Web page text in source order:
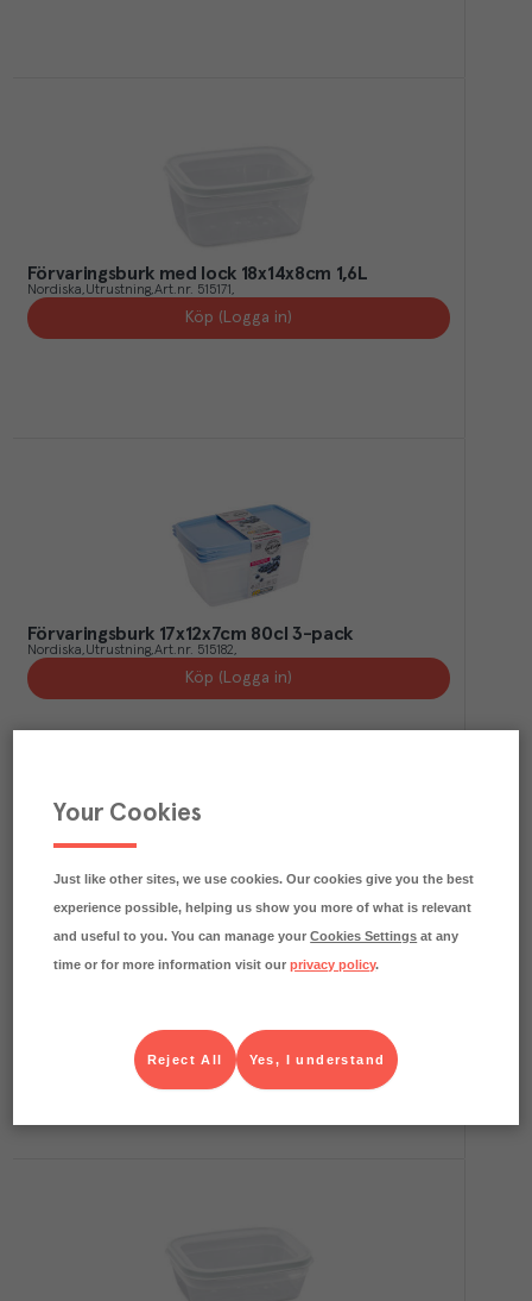
Förvaringsburk med lock 18x14x8cm 1,6L
Nordiska Utrustning Art.nr. 515171
Köp (Logga in)
Förvaringsburk 17x12x7cm 80cl 3-pack
Nordiska Utrustning Art.nr. 515182
Köp (Logga in)
Köp (Logga in)
Your Cookies
Just like other sites, we use cookies. Our cookies give you the best
experience possible, helping us show you more of what is relevant
and useful to you. You can manage yourCookies Settings at any
time or for more information visit ourprivacy policy.
Yes, I understand
Reject All